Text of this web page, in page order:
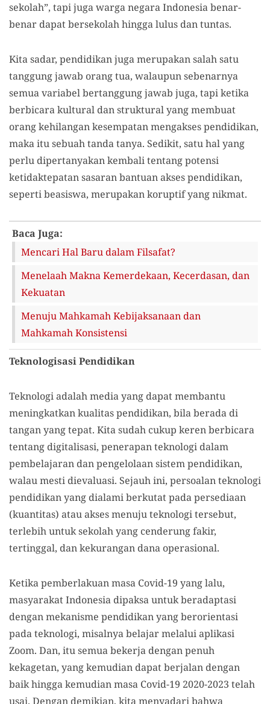
sekolah”, tapi juga warga negara Indonesia benar-
benar dapat bersekolah hingga lulus dan tuntas.
Kita sadar, pendidikan juga merupakan salah satu
tanggung jawab orang tua, walaupun sebenarnya
semua variabel bertanggung jawab juga, tapi ketika
berbicara kultural dan struktural yang membuat
orang kehilangan kesempatan mengakses pendidikan,
maka itu sebuah tanda tanya. Sedikit, satu hal yang
perlu dipertanyakan kembali tentang potensi
ketidaktepatan sasaran bantuan akses pendidikan,
seperti beasiswa, merupakan koruptif yang nikmat.
Baca Juga:
Mencari Hal Baru dalam Filsafat?
Menelaah Makna Kemerdekaan, Kecerdasan, dan
Kekuatan
Menuju Mahkamah Kebijaksanaan dan
Mahkamah Konsistensi
Teknologisasi Pendidikan
Teknologi adalah media yang dapat membantu
meningkatkan kualitas pendidikan, bila berada di
tangan yang tepat. Kita sudah cukup keren berbicara
tentang digitalisasi, penerapan teknologi dalam
pembelajaran dan pengelolaan sistem pendidikan,
walau mesti dievaluasi. Sejauh ini, persoalan teknologi
pendidikan yang dialami berkutat pada persediaan
(kuantitas) atau akses menuju teknologi tersebut,
terlebih untuk sekolah yang cenderung fakir,
tertinggal, dan kekurangan dana operasional.
Ketika pemberlakuan masa Covid-19 yang lalu,
masyarakat Indonesia dipaksa untuk beradaptasi
dengan mekanisme pendidikan yang berorientasi
pada teknologi, misalnya belajar melalui aplikasi
Zoom. Dan, itu semua bekerja dengan penuh
kekagetan, yang kemudian dapat berjalan dengan
baik hingga kemudian masa Covid-19 2020-2023 telah
usai. Dengan demikian, kita menyadari bahwa